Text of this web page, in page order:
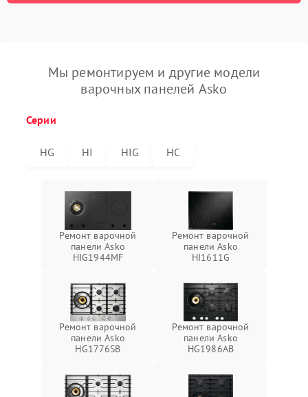
Мы ремонтируем и другие модели
варочных панелей Asko
Серии
HG HI HIG HC
Ремонт варочной
панели Asko
HIG1944MF
Ремонт варочной
панели Asko
HI1611G
Ремонт варочной
панели Asko
HG1776SB
Ремонт варочной
панели Asko
HG1986AB